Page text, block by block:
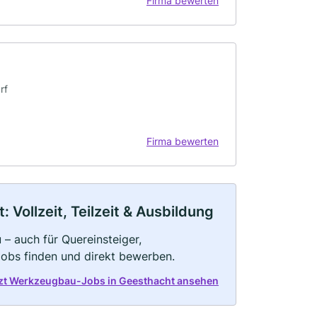
Firma bewerten
Vollzeit, Teilzeit & Ausbildung
auch für Quereinsteiger,
finden und direkt bewerben.
Werkzeugbau-Jobs in Geesthacht ansehen